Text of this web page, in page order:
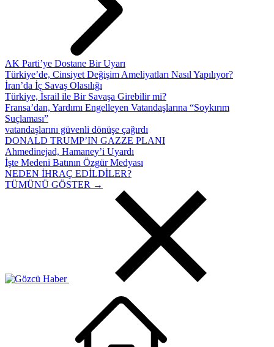
AK Parti’ye Dostane Bir Uyarı
Türkiye’de, Cinsiyet Değişim Ameliyatları Nasıl Yapılıyor?
İran’da İç Savaş Olasılığı
Türkiye, İsrail ile Bir Savaşa Girebilir mi?
Fransa’dan, Yardımı Engelleyen Vatandaşlarına “Soykırım
Suçlaması”
vatandaşlarını güvenli dönüşe çağırdı
DONALD TRUMP’IN GAZZE PLANI
Ahmedinejad, Hamaney’i Uyardı
İşte Medeni Batının Özgür Medyası
NEDEN İHRAÇ EDİLDİLER?
TÜMÜNÜ GÖSTER →